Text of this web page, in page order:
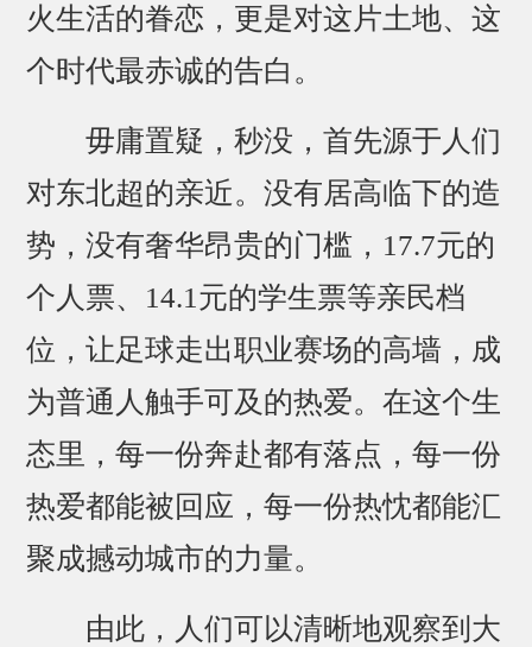
火生活的眷恋，更是对这片土地、这
个时代最赤诚的告白。
毋庸置疑，秒没，首先源于人们
对东北超的亲近。没有居高临下的造
势，没有奢华昂贵的门槛，17.7元的
个人票、14.1元的学生票等亲民档
位，让足球走出职业赛场的高墙，成
为普通人触手可及的热爱。在这个生
态里，每一份奔赴都有落点，每一份
热爱都能被回应，每一份热忱都能汇
聚成撼动城市的力量。
由此，人们可以清晰地观察到大